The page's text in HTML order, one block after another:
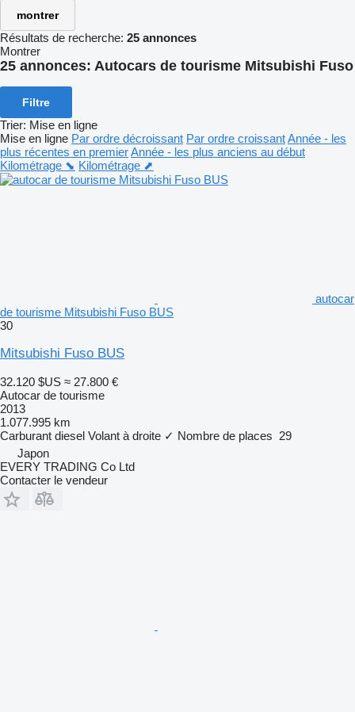
montrer
Résultats de recherche: 25 annonces
Montrer
25 annonces: Autocars de tourisme Mitsubishi Fuso
Filtre
Trier: Mise en ligne
Mise en ligne Par ordre décroissant Par ordre croissantAnnée - les
plus récentes en premierAnnée - les plus anciens au début
Kilométrage ⬊ Kilométrage ⬈
autocar
de tourisme Mitsubishi Fuso BUS
30
Mitsubishi Fuso BUS
32.120 $US ≈ 27.800 €
Autocar de tourisme
2013
1.077.995 km
Carburant diesel Volant à droite ✓ Nombre de places 29
Japon
EVERY TRADING Co Ltd
Contacter le vendeur